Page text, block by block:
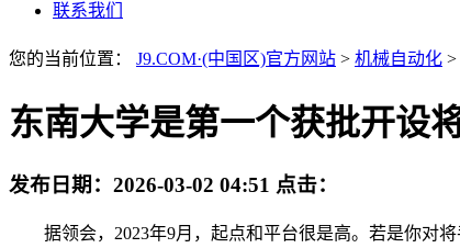
联系我们
您的当前位置： J9.COM·(中国区)官方网站 > 机械自动化 >
东南大学是第一个获批开设
发布日期： 2026-03-02 04:51 点击：
据领会，2023年9月，起点和平台很是高。若是你对将